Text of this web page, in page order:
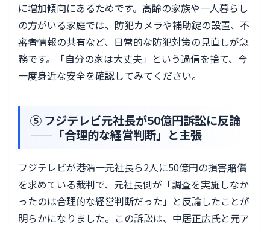
に増加傾向にあるためです。高齢の家族や一人暮らし
の方がいる家庭では、防犯カメラや補助錠の設置、不
審者情報の共有など、日常的な防犯対策の見直しが急
務です。「自分の家は大丈夫」という過信を捨て、今
一度身近な安全を確認してみてください。
⑤ フジテレビ元社長が50億円訴訟に反論
——「合理的な経営判断」と主張
フジテレビが港浩一元社長ら2人に50億円の損害賠償
を求めている裁判で、元社長側が「調査を実施しなか
ったのは合理的な経営判断だった」と反論したことが
明らかになりました。この訴訟は、中居正広氏と元ア